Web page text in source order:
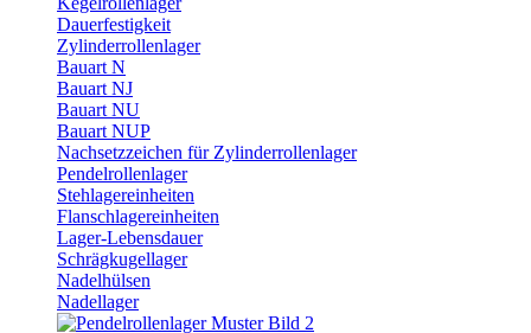
Dauerfestigkeit
Zylinderrollenlager
Bauart N
Bauart NJ
Bauart NU
Bauart NUP
Nachsetzzeichen für Zylinderrollenlager
Pendelrollenlager
Stehlagereinheiten
Flanschlagereinheiten
Lager-Lebensdauer
Schrägkugellager
Nadelhülsen
Nadellager